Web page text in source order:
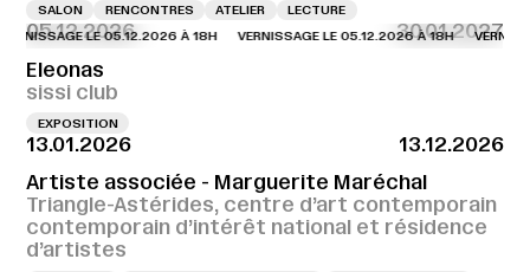
SALON RENCONTRES ATELIER LECTURE
05.12.2026 30.01.2027
LE 05.12.2026 À 18H VERNISSAGE LE 05.12.2026 À 18H
Eleonas
sissi club
EXPOSITION
13.01.2026
13.12.2026
Artiste associée - Marguerite Maréchal
Triangle-Astérides, centre d’art contemporain
contemporain d’intérêt national et résidence
d’artistes